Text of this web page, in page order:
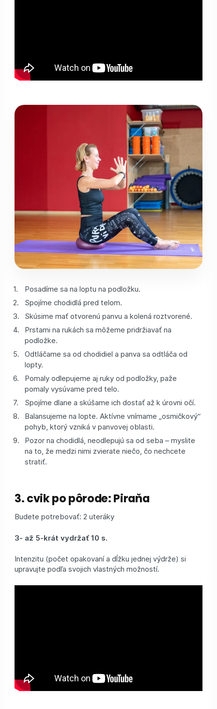
Posadíme sa na loptu na podložku.
Spojíme chodidlá pred telom.
Skúsime mať otvorenú panvu a kolená roztvorené.
Prstami na rukách sa môžeme pridržiavať na
podložke.
Odtláčame sa od chodidiel a panva sa odtláča od
lopty.
Pomaly odlepujeme aj ruky od podložky, paže
pomaly vysúvame pred telo.
Spojíme dlane a skúšame ich dostať až k úrovni očí.
Balansujeme na lopte. Aktívne vnímame „osmičkový“
pohyb, ktorý vzniká v panvovej oblasti.
Pozor na chodidlá, neodlepujú sa od seba – myslite
na to, že medzi nimi zvierate niečo, čo nechcete
stratiť.
3. cvik po pôrode: Piraňa
Budete potrebovať: 2 uteráky
3- až 5-krát vydržať 10 s.
Intenzitu (počet opakovaní a dĺžku jednej výdrže) si
upravujte podľa svojich vlastných možností.